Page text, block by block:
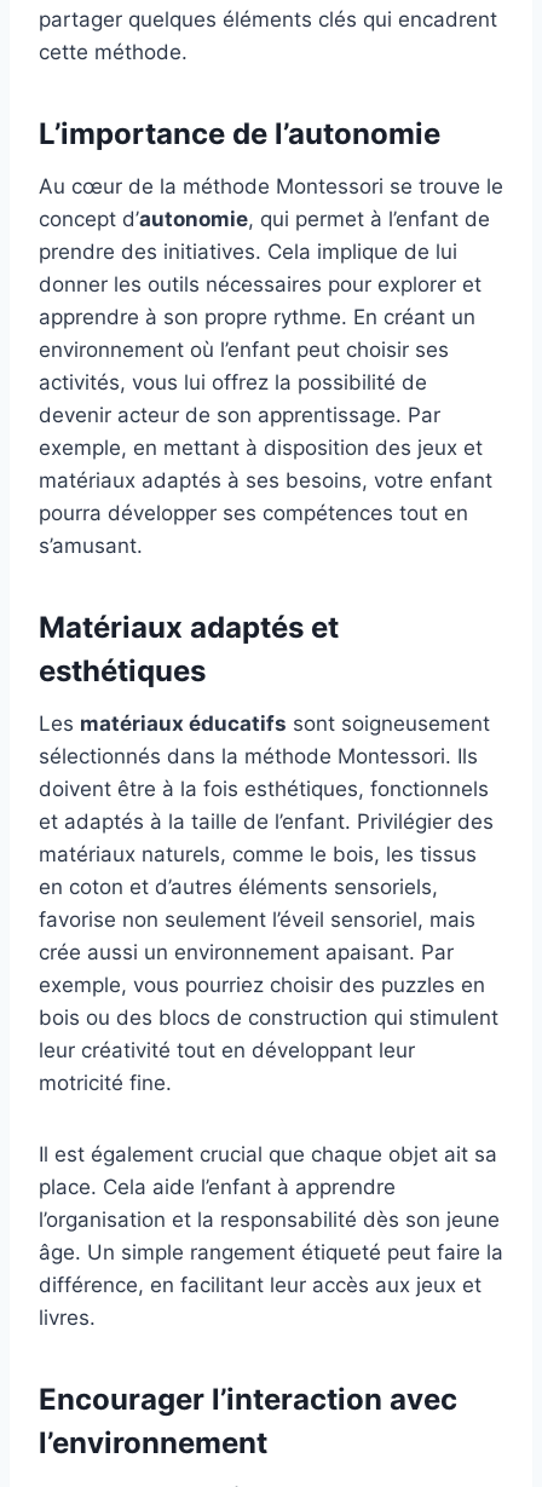
partager quelques éléments clés qui encadrent
cette méthode.
L’importance de l’autonomie
Au cœur de la méthode Montessori se trouve le
concept d’autonomie, qui permet à l’enfant de
prendre des initiatives. Cela implique de lui
donner les outils nécessaires pour explorer et
apprendre à son propre rythme. En créant un
environnement où l’enfant peut choisir ses
activités, vous lui offrez la possibilité de
devenir acteur de son apprentissage. Par
exemple, en mettant à disposition des jeux et
matériaux adaptés à ses besoins, votre enfant
pourra développer ses compétences tout en
s’amusant.
Matériaux adaptés et
esthétiques
Les matériaux éducatifs sont soigneusement
sélectionnés dans la méthode Montessori. Ils
doivent être à la fois esthétiques, fonctionnels
et adaptés à la taille de l’enfant. Privilégier des
matériaux naturels, comme le bois, les tissus
en coton et d’autres éléments sensoriels,
favorise non seulement l’éveil sensoriel, mais
crée aussi un environnement apaisant. Par
exemple, vous pourriez choisir des puzzles en
bois ou des blocs de construction qui stimulent
leur créativité tout en développant leur
motricité fine.
Il est également crucial que chaque objet ait sa
place. Cela aide l’enfant à apprendre
l’organisation et la responsabilité dès son jeune
âge. Un simple rangement étiqueté peut faire la
différence, en facilitant leur accès aux jeux et
livres.
Encourager l’interaction avec
l’environnement